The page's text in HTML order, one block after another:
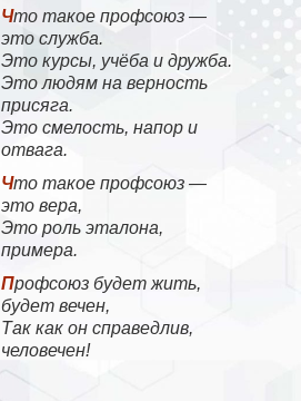
Что такое профсоюз —
это служба.
Это курсы, учёба и дружба.
Это людям на верность
присяга.
Это смелость, напор и
отвага.
Что такое профсоюз —
это вера,
Это роль эталона,
примера.
Профсоюз будет жить,
будет вечен,
Так как он справедлив,
человечен!